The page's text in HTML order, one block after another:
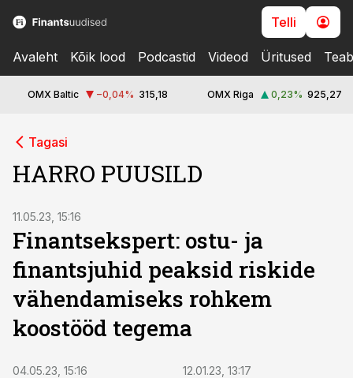
Telli
Avaleht Kõik lood Podcastid Videod Üritused
OMX Baltic −0,04% 315,18 OMX Riga 0,23% 925,27
Tagasi
HARRO PUUSILD
11.05.23, 15:16
Finantsekspert: ostu- ja
finantsjuhid peaksid riskide
vähendamiseks rohkem
koostööd tegema
04.05.23, 15:16 12.01.23, 13:17